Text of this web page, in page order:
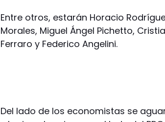
Entre otros, estarán Horacio
Morales, Miguel Ángel Pichetto,
Ferraro y Federico Angelini.
Del lado de los economistas se